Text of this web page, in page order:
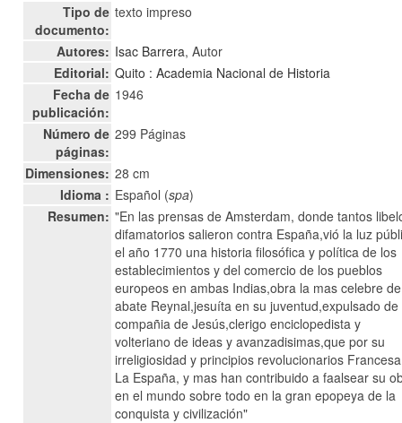
Tipo de
documento:
texto impreso
Autores: Isac Barrera, Autor
Editorial: Quito : Academia Nacional de Historia
Fecha de
publicación:
1946
Número de
páginas:
299 Páginas
Dimensiones: 28 cm
Idioma : Español (spa)
Resumen: "En las prensas de Amsterdam, donde tantos
difamatorios salieron contra España,vió la luz
el año 1770 una historia filosófica y política de los
establecimientos y del comercio de los pueblos
europeos en ambas Indias,obra la mas celebre de
abate Reynal,jesuíta en su juventud,expulsado de
compañia de Jesús,clerigo enciclopedista y
volteriano de ideas y avanzadisimas,que por su
irreligiosidad y principios revolucionarios
La España, y mas han contribuido a faalsear su
en el mundo sobre todo en la gran epopeya de la
conquista y civilización"